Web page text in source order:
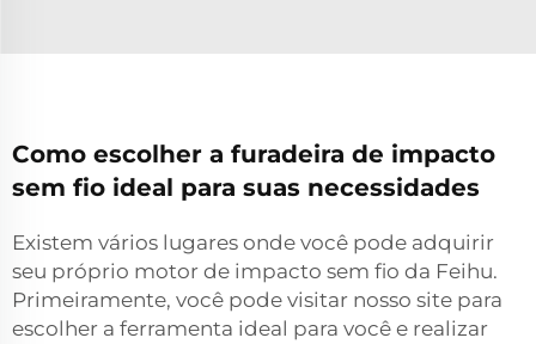
Como escolher a furadeira de impacto
sem fio ideal para suas necessidades
Existem vários lugares onde você pode adquirir
seu próprio motor de impacto sem fio da Feihu.
Primeiramente, você pode visitar nosso site para
escolher a ferramenta ideal para você e realizar